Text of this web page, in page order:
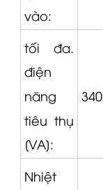
vào:
tối đa.
điện
năng
tiêu thụ
[VA]:
340
Nhiệt